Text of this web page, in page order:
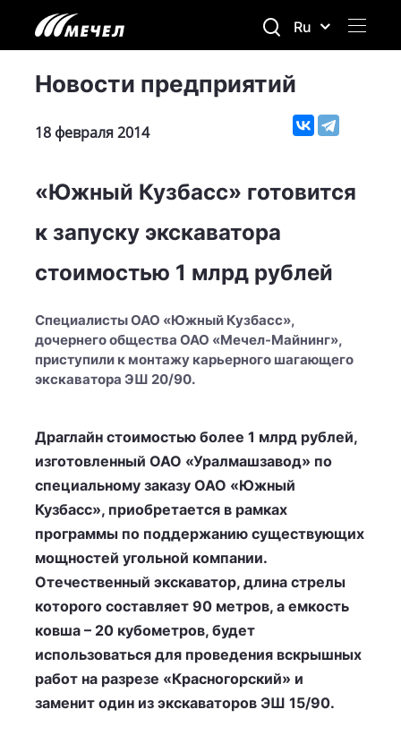
Ru
Новости предприятий
18 февраля 2014
«Южный Кузбасс» готовится
к запуску экскаватора
стоимостью 1 млрд рублей
Специалисты ОАО «Южный Кузбасс»,
дочернего общества ОАО «Мечел-Майнинг»,
приступили к монтажу карьерного шагающего
экскаватора ЭШ 20/90.
Драглайн стоимостью более 1 млрд рублей,
изготовленный ОАО «Уралмашзавод» по
специальному заказу ОАО «Южный
Кузбасс», приобретается в рамках
программы по поддержанию существующих
мощностей угольной компании.
Отечественный экскаватор, длина стрелы
которого составляет 90 метров, а емкость
ковша – 20 кубометров, будет
использоваться для проведения вскрышных
работ на разрезе «Красногорский» и
заменит один из экскаваторов ЭШ 15/90.